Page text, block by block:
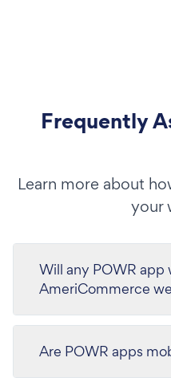
Frequently
Learn more about
your
Will any POWR app
AmeriCommerce
Are POWR apps